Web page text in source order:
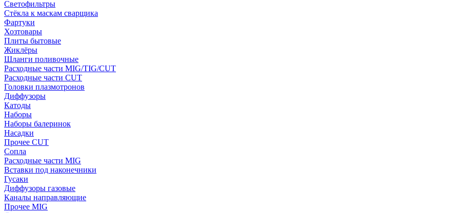
Светофильтры
Стёкла к маскам сварщика
Фартуки
Хозтовары
Плиты бытовые
Жиклёры
Шланги поливочные
Расходные части MIG/TIG/CUT
Расходные части CUT
Головки плазмотронов
Диффузоры
Катоды
Наборы
Наборы балеринок
Насадки
Прочее CUT
Сопла
Расходные части MIG
Вставки под наконечники
Гусаки
Диффузоры газовые
Каналы направляющие
Прочее MIG